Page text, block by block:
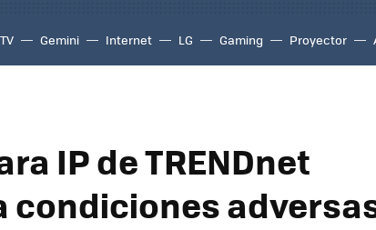
Gemini Internet LG Gaming Proyector
IP de TRENDnet
condiciones